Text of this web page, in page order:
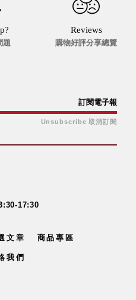
題
Reviews
購物好評分享總覽
訂閱電子報
Unsubscribe 取消訂閱
17:30
文章 商品專區
我們